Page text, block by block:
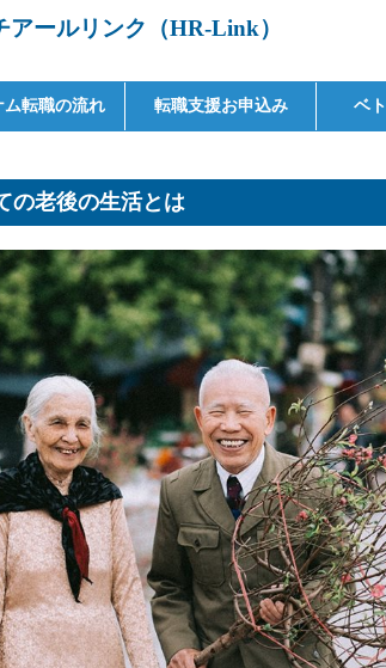
ールリンク（HR-Link）
ム転職の流れ 転職支援お申込み ベ
の老後の生活とは